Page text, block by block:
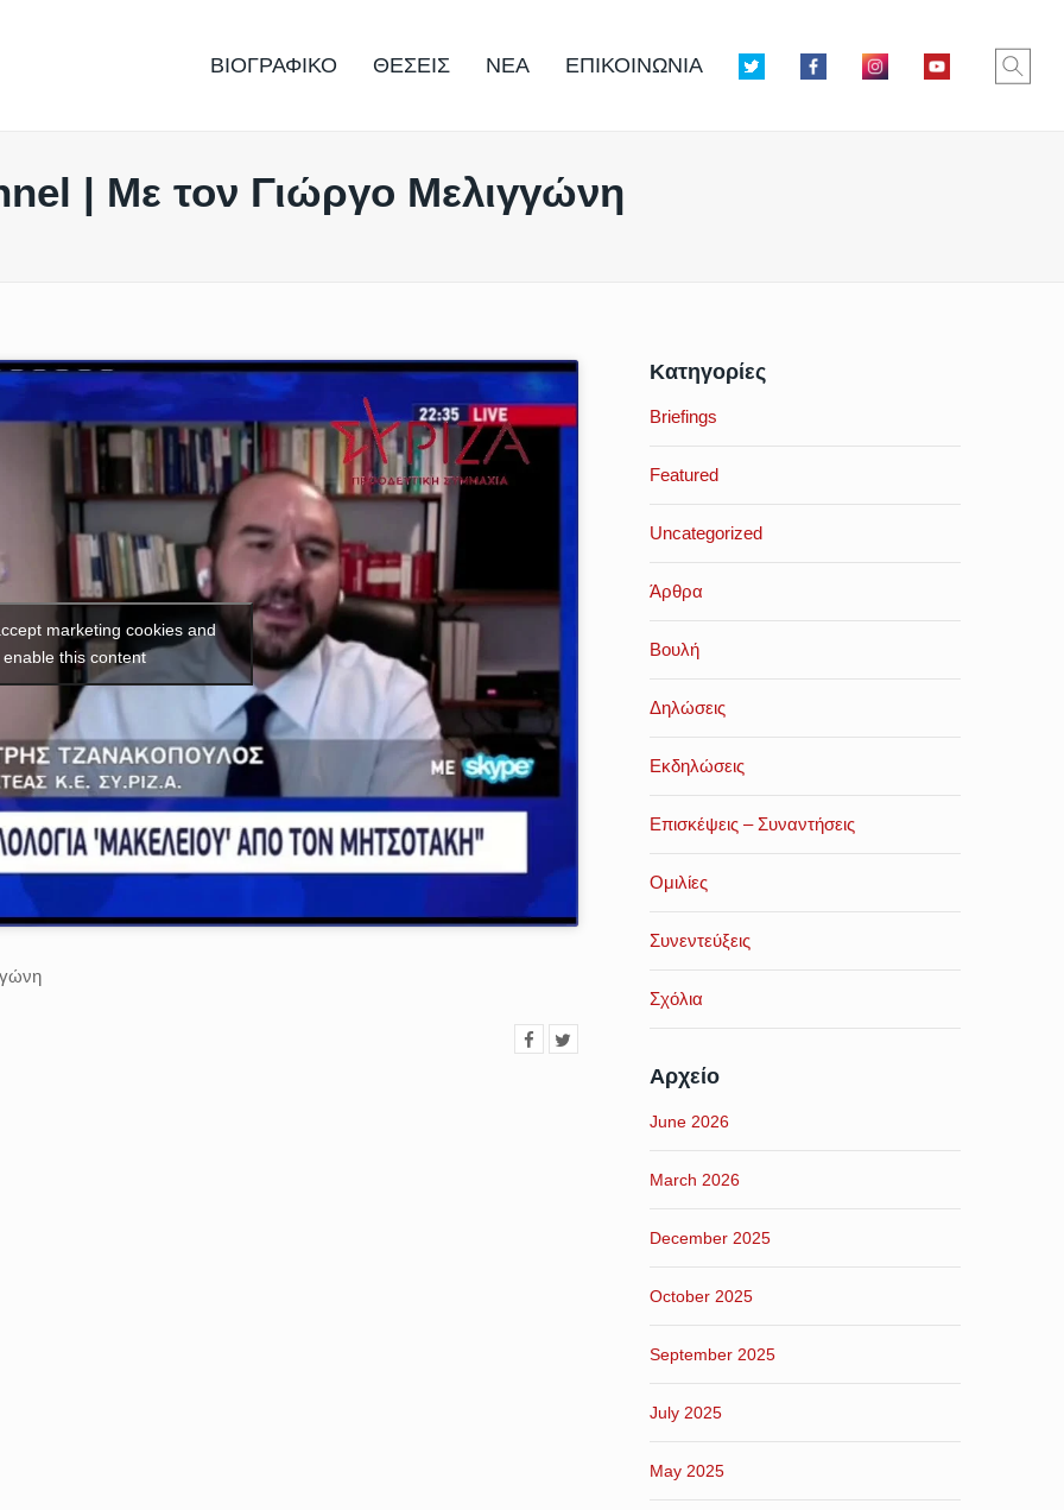
ΒΙΟΓΡΑΦΙΚΟ ΘΕΣΕΙΣ ΝΕΑ ΕΠΙΚΟΙΝΩΝΙΑ
| Με τον Γιώργο Μελιγγώνη
marketing cookies and
enable this content
Κατηγορίες
Briefings
Featured
Uncategorized
Άρθρα
Βουλή
Δηλώσεις
Εκδηλώσεις
Επισκέψεις – Συναντήσεις
Ομιλίες
Συνεντεύξεις
Σχόλια
Αρχείο
June 2026
March 2026
December 2025
October 2025
September 2025
July 2025
May 2025